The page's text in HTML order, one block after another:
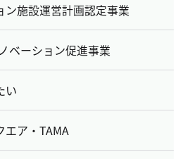
ン施設運営計画認定事業
ベーション促進事業
い
エア・TAMA